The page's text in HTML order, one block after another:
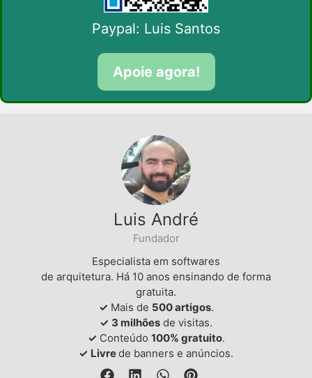
Paypal: Luis Santos
Apoie agora!
Luis André
Fundador
Especialista em softwares
de arquitetura. Há 10 anos ensinando de forma
gratuita.
✓Mais de 500 artigos.
✓ 3 milhões de visitas.
✓Conteúdo 100% gratuito.
✓ Livrede banners e anúncios.